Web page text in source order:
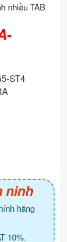
nhiều TAB
ST4
ninh
hãng
10%.